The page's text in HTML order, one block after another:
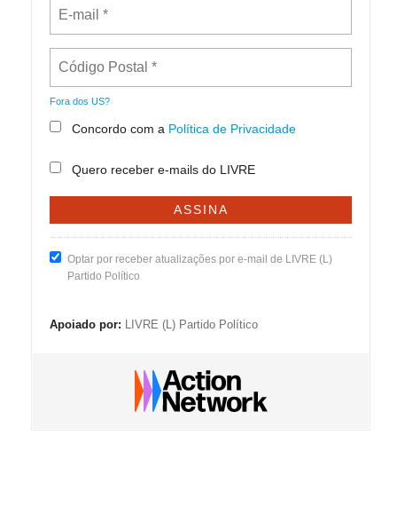
Fora dos US?
Concordo com a Política de Privacidade
Quero receber e-mails do LIVRE
Optar por receber atualizações por e-mail de LIVRE (L)
Partido Político
Apoiado por: LIVRE (L) Partido Político